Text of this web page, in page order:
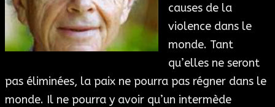
causes de la
violence dans le
monde. Tant
qu’elles ne seront
pas éliminées, la paix ne pourra pas régner dans le
monde. Il ne pourra y avoir qu’un intermède